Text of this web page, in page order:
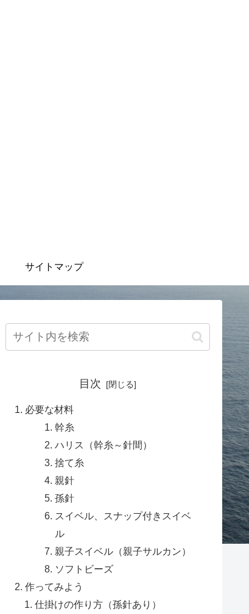
サイトマップ
目次
必要な材料
幹糸
ハリス（幹糸～針間）
捨て糸
親針
孫針
スイベル、スナップ付きスイベ
ル
親子スイベル（親子サルカン）
ソフトビーズ
作ってみよう
仕掛けの作り方（孫針あり）